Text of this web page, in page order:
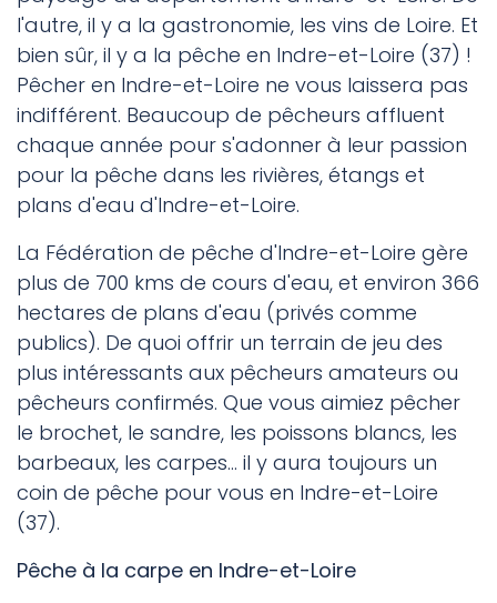
l'autre, il y a la gastronomie, les vins de Loire. Et
bien sûr, il y a la pêche en Indre-et-Loire (37) !
Pêcher en Indre-et-Loire ne vous laissera pas
indifférent. Beaucoup de pêcheurs affluent
chaque année pour s'adonner à leur passion
pour la pêche dans les rivières, étangs et
plans d'eau d'Indre-et-Loire.
La Fédération de pêche d'Indre-et-Loire gère
plus de 700 kms de cours d'eau, et environ 366
hectares de plans d'eau (privés comme
publics). De quoi offrir un terrain de jeu des
plus intéressants aux pêcheurs amateurs ou
pêcheurs confirmés. Que vous aimiez pêcher
le brochet, le sandre, les poissons blancs, les
barbeaux, les carpes... il y aura toujours un
coin de pêche pour vous en Indre-et-Loire
(37).
Pêche à la carpe en Indre-et-Loire